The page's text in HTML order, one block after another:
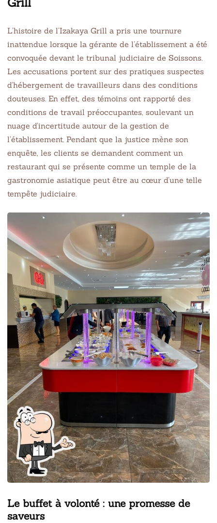
L’histoire de l’Izakaya Grill a pris une tournure
inattendue lorsque la gérante de l’établissement a été
convoquée devant le tribunal judiciaire de Soissons.
Les accusations portent sur des pratiques suspectes
d’hébergement de travailleurs dans des conditions
douteuses. En effet, des témoins ont rapporté des
conditions de travail préoccupantes, soulevant un
nuage d’incertitude autour de la gestion de
l’établissement. Pendant que la justice mène son
enquête, les clients se demandent comment un
restaurant qui se présente comme un temple de la
gastronomie asiatique peut être au cœur d’une telle
tempête judiciaire.
Le buffet à volonté : une promesse de
saveurs